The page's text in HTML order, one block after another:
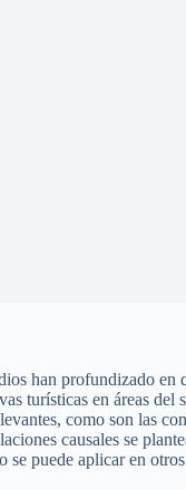
han profundizado en
en áreas
como son las
causales se
puede aplicar en